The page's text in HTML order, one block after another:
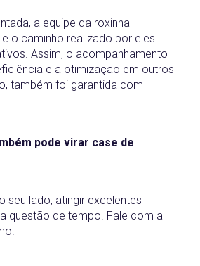
a equipe da roxinha
o caminho realizado por eles
Assim, o acompanhamento
e a otimização em outros
também foi garantida com
pode virar case de
seu lado, atingir excelentes
questão de tempo. Fale com a